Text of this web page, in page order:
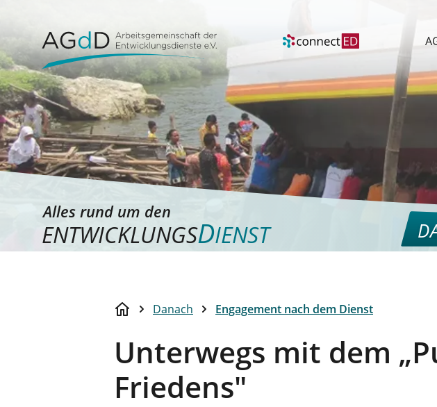
Alles rund um den
ENTWICKLUNGSDIENST
Danach Engagement nach dem Dienst
Unterwegs mit dem
Friedens"